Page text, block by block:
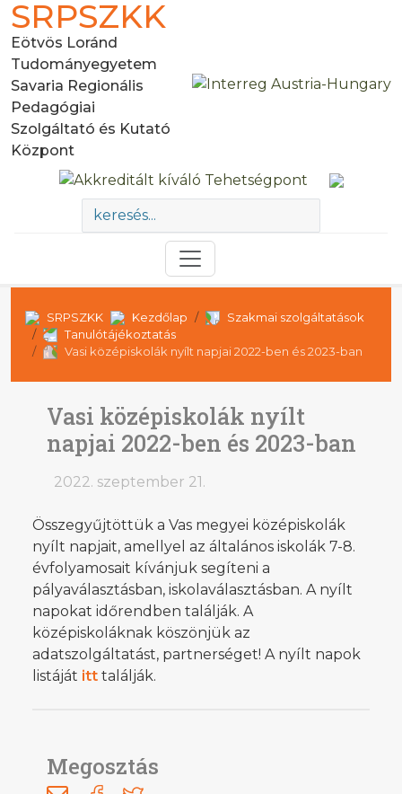
SRPSZKK
Eötvös Loránd
Tudományegyetem
Savaria Regionális
Pedagógiai
Szolgáltató és Kutató
Központ
SRPSZKK Kezdőlap
Szakmai szolgáltatások
Tanulótájékoztatás
Vasi középiskolák nyílt napjai 2022-ben és 2023-ban
Vasi középiskolák nyílt
napjai 2022-ben és 2023-ban
2022. szeptember 21.
Összegyűjtöttük a Vas megyei középiskolák
nyílt napjait, amellyel az általános iskolák 7-8.
évfolyamosait kívánjuk segíteni a
pályaválasztásban, iskolaválasztásban. A nyílt
napokat időrendben találják. A
középiskoláknak köszönjük az
adatszolgáltatást, partnerséget! A nyílt napok
listáját itt találják.
Megosztás